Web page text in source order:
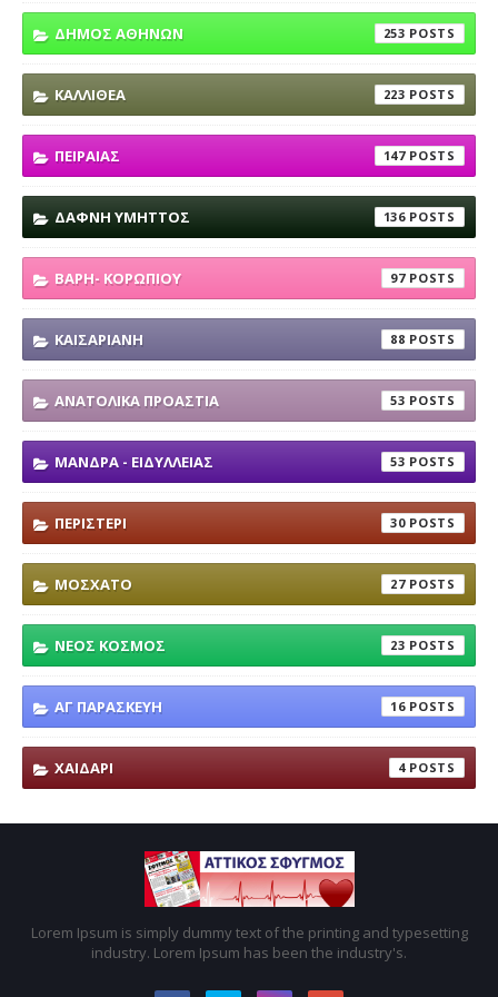
ΔΗΜΟΣ ΑΘΗΝΩΝ 253
ΚΑΛΛΙΘΕΑ 223
ΠΕΙΡΑΙΑΣ 147
ΔΑΦΝΗ ΥΜΗΤΤΟΣ 136
ΒΑΡΗ- ΚΟΡΩΠΙΟΥ 97
ΚΑΙΣΑΡΙΑΝΗ 88
ΑΝΑΤΟΛΙΚΑ ΠΡΟΑΣΤΙΑ 53
ΜΑΝΔΡΑ - ΕΙΔΥΛΛΕΙΑΣ 53
ΠΕΡΙΣΤΕΡΙ 30
ΜΟΣΧΑΤΟ 27
ΝΕΟΣ ΚΟΣΜΟΣ 23
ΑΓ ΠΑΡΑΣΚΕΥΗ 16
ΧΑΙΔΑΡΙ 4
Lorem Ipsum is simply dummy text of the printing and typesetting
industry. Lorem Ipsum has been the industry's.